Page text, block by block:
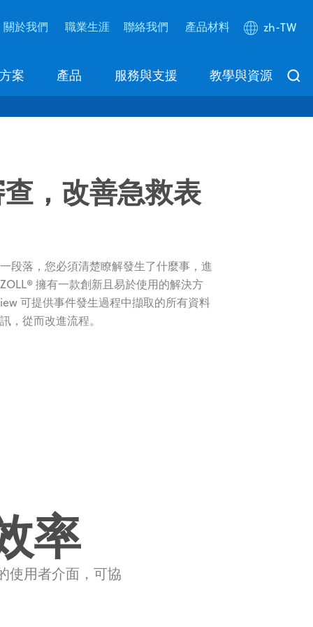
關於我們 職業生涯 聯絡我們 產品材料 zh-TW
案 產品 服務與支援 教學與資源
，改善急救表
段落，您必須清楚瞭解發生了什麼事，進
擁有一款創新且易於使用的解決方
可提供事件發生過程中擷取的所有資料
，從而改進流程。
率
使用者介面，可協